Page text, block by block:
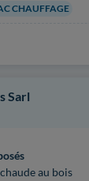
CHAUFFAGE
Sarl
au bois